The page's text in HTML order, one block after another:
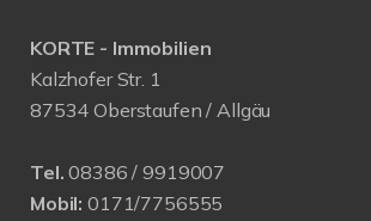
KORTE - Immobilien
Kalzhofer Str. 1
87534 Oberstaufen / Allgäu
Tel. 08386 / 9919007
Mobil: 0171/7756555